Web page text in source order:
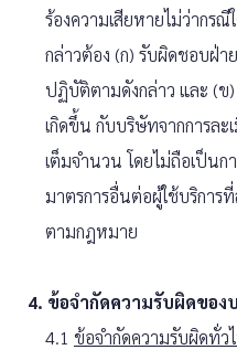
ร้องความเสียหายไม่ว่ากร
กล่าวต้อง (ก) รับผิดชอบฝ่า
ปฏิบัติตามดังกล่าว และ (ข)
เกิดขึ้น กับบริษัทจากการละ
เต็มจำนวน โดยไม่ถือเป็น
มาตรการอื่นต่อผู้ใช้บริกา
ตามกฎหมาย
4. ข้อจำกัดความรับผิดของ
4.1 ข้อจำกัดความรับผิดทั่ว